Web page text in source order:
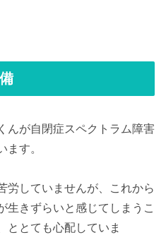
んが自閉症スペクトラム障害
ます。
労していませんが、これから
生きずらいと感じてしまうこ
ととても心配していま